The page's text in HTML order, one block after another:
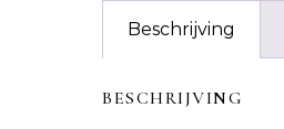
Beschrijving
BESCHRIJVING